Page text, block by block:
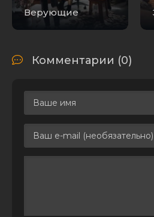
Роберт
Черные
MP3
548.26
1
SATRip
MB
Верующие
Комментарии (0)